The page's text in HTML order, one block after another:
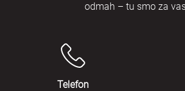
odmah – tu smo za
Telefon